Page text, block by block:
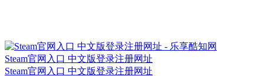
Steam官网入口 中文版登录注册网址
Steam官网入口 中文版登录注册网址